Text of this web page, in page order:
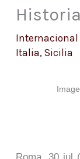
Historia
Internacional
Italia, Sicilia